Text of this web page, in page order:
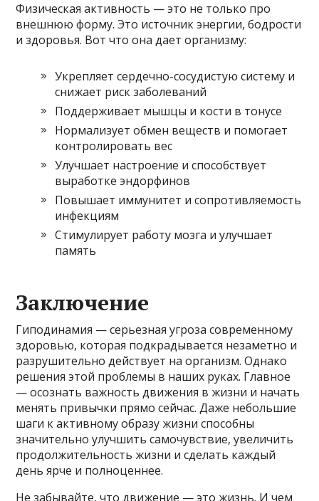
Физическая активность — это не только про
внешнюю форму. Это источник энергии, бодрости
и здоровья. Вот что она дает организму:
Укрепляет сердечно-сосудистую систему и
снижает риск заболеваний
Поддерживает мышцы и кости в тонусе
Нормализует обмен веществ и помогает
контролировать вес
Улучшает настроение и способствует
выработке эндорфинов
Повышает иммунитет и сопротивляемость
инфекциям
Стимулирует работу мозга и улучшает
память
Заключение
Гиподинамия — серьезная угроза современному
здоровью, которая подкрадывается незаметно и
разрушительно действует на организм. Однако
решения этой проблемы в наших руках. Главное
— осознать важность движения в жизни и начать
менять привычки прямо сейчас. Даже небольшие
шаги к активному образу жизни способны
значительно улучшить самочувствие, увеличить
продолжительность жизни и сделать каждый
день ярче и полноценнее.
Не забывайте, что движение — это жизнь. И чем